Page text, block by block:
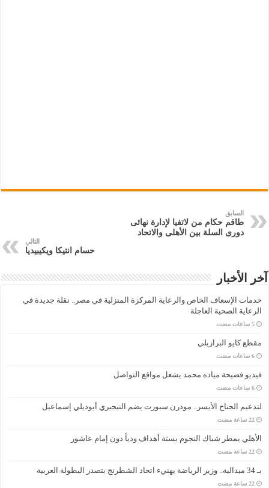
السابق
طاقم حكام من لاتفيا لإدارة نهائى
دورى السلة بين الأهلى والاتحاد
التالي
حسام انتيكا ويكيبيديا
آخر الأخبار
خدمات الإسعاف الخاص والرعاية المركزة المنزلية في مصر.. نقلة جديدة في
الرعاية الصحية العاجلة
‏5 ساعات مضت
مقطع كايو البرازيلي
‏6 ساعات مضت
فيديو فضيحة مياده محمد يشعل مواقع التواصل
‏6 ساعات مضت
لتدعيم الجناح الأيسر.. مودرن سبورت يضم النيجيري أيوديلي إسماعيل
‏22 ساعة مضت
الأهلي يمطر شباك النجوم بستة أهداف ودياً دون إمام عاشور
‏22 ساعة مضت
بـ 34 ميدالية.. وزير الرياضة يهنيء اتحاد الشطرنج بتصدر البطولة العربية
‏22 ساعة مضت